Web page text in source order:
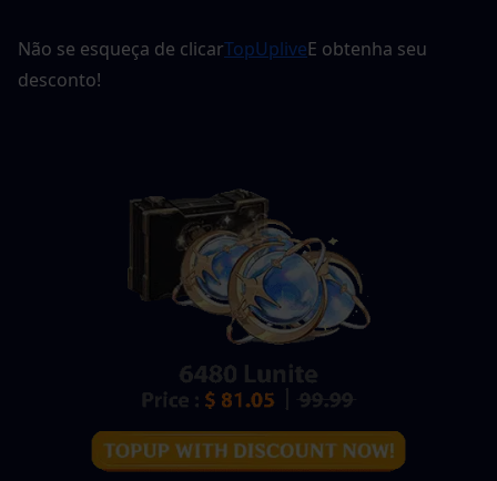
Não se esqueça de clicarTopUpliveE obtenha seu
desconto!